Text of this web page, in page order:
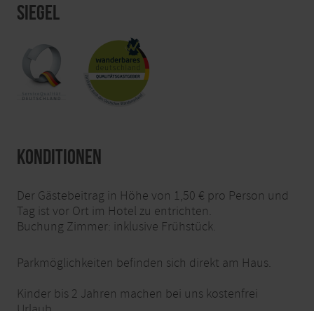
Siegel
Konditionen
Der Gästebeitrag in Höhe von 1,50 € pro Person und
Tag ist vor Ort im Hotel zu entrichten.
Buchung Zimmer: inklusive Frühstück.
Parkmöglichkeiten befinden sich direkt am Haus.
Kinder bis 2 Jahren machen bei uns kostenfrei